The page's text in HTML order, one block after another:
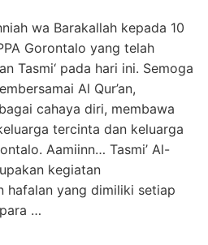
wa Barakallah kepada 10
Gorontalo yang telah
Tasmi‘ pada hari ini. Semoga
Al Qur’an,
cahaya diri, membawa
tercinta dan keluarga
Aamiinn… Tasmi’ Al-
kegiatan
hafalan yang dimiliki setiap
…